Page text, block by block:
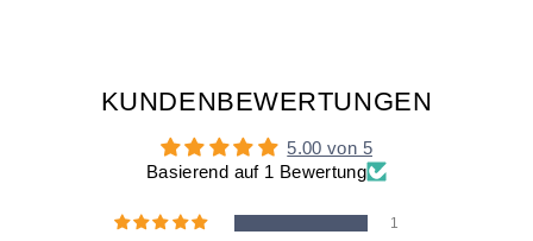
KUNDENBEWERTUNGEN
5.00 von 5
Basierend auf 1 Bewertung
1